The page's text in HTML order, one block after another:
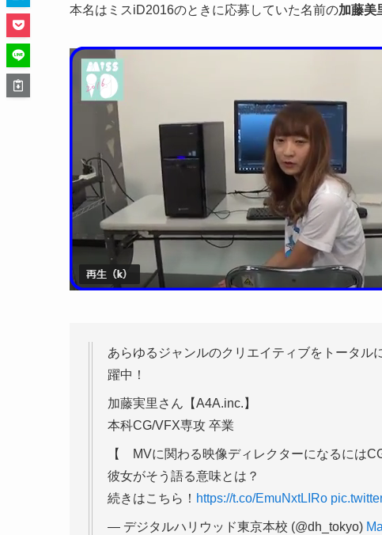
本名はミスiD2016のときに応募していた名前の加藤美
あらゆるジャンルのクリエイティブをトータル
躍中！
加藤実里さん【A4A.inc.】
本科CG/VFX専攻 卒業
【 MVに関わる映像ディレクターになるには
彼女がそう語る意味とは？
続きはこちら！ https://t.co/EmuNxtLIRo
— デジタルハリウッド東京本校 (@dh_tokyo)